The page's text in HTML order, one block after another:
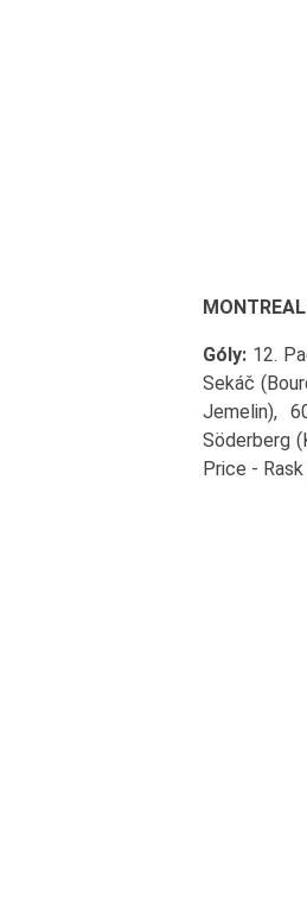
Góly: 12.
Sekáč
Jemelin),
Söderberg
Price -